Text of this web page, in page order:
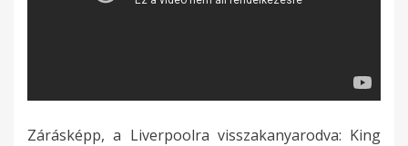
Zárásképp, a Liverpoolra visszakanyarodva: King